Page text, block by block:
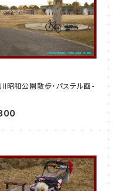
昭和公園散歩・パステル画-